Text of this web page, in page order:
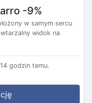
-9%
w samym sercu
widok na
godzin temu.